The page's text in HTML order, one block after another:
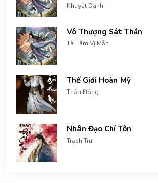
Khuyết Danh
Vô Thượng Sát Thần
Tà Tâm Vị Mẫn
Thế Giới Hoàn Mỹ
Thần Đông
Nhân Đạo Chí Tôn
Trạch Trư